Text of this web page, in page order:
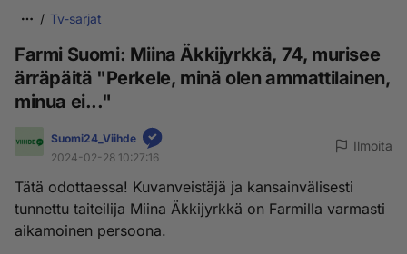
Tv-sarjat
Farmi Suomi: Miina Äkkijyrkkä, 74, murisee
ärräpäitä "Perkele, minä olen ammattilainen,
minua ei..."
Suomi24_Viihde
2024-02-28 10:27:16
Ilmoita
Tätä odottaessa! Kuvanveistäjä ja kansainvälisesti
tunnettu taiteilija Miina Äkkijyrkkä on Farmilla varmasti
aikamoinen persoona.